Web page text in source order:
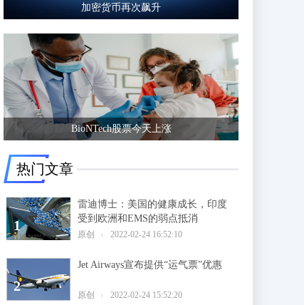
加密货币再次飙升
BioNTech股票今天上涨
热门文章
雷迪博士：美国的健康成长，印度
受到欧洲和EMS的弱点抵消
原创 2022-02-24 16:52:10
1
Jet Airways宣布提供“运气票”优惠
原创 2022-02-24 15:52:20
2